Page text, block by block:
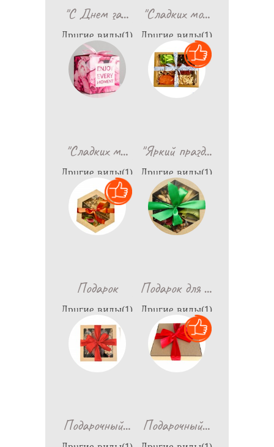
"С Днем за…
Другие виды(1)
990
"Сладких мо…
Другие виды(1)
698
"Сладких м…
Другие виды(1)
698
"Яркий празд…
Другие виды(1)
1,190
Подарок
Другие виды(1)
770
Подарок для …
Другие виды(1)
1,150
Подарочный… Подарочный…